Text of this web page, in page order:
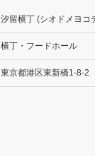
汐留横丁 (シオドメヨコ
横丁・フードホール
東京都港区東新橋1-8-